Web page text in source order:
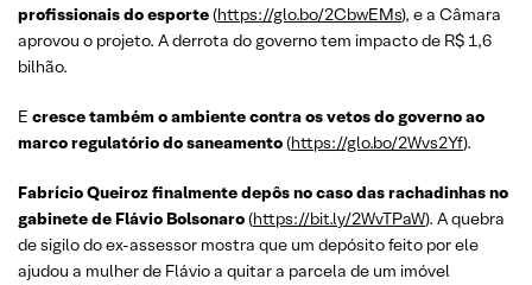
profissionais do esporte(https://glo.bo/2CbwEMs), e a Câmara
aprovou o projeto. A derrota do governo tem impacto de R$ 1,6
bilhão.
E cresce também o ambiente contra os vetos do governo ao
marco regulatório do saneamento(https://glo.bo/2Wvs2Yf).
Fabrício Queiroz finalmente depôs no caso das rachadinhas no
gabinete de Flávio Bolsonaro(https://bit.ly/2WvTPaW). A quebra
de sigilo do ex-assessor mostra que um depósito feito por ele
ajudou a mulher de Flávio a quitar a parcela de um imóvel